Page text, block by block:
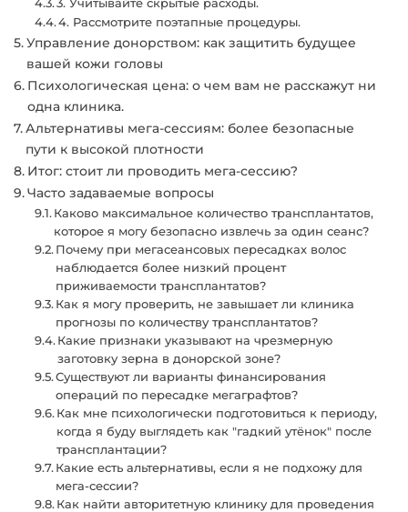
4. Рассмотрите поэтапные процедуры.
Управление донорством: как защитить будущее
вашей кожи головы
Психологическая цена: о чем вам не расскажут ни
одна клиника.
Альтернативы мега-сессиям: более безопасные
пути к высокой плотности
Итог: стоит ли проводить мега-сессию?
Часто задаваемые вопросы
Каково максимальное количество трансплантатов,
которое я могу безопасно извлечь за один сеанс?
Почему при мегасеансовых пересадках волос
наблюдается более низкий процент
приживаемости трансплантатов?
Как я могу проверить, не завышает ли клиника
прогнозы по количеству трансплантатов?
Какие признаки указывают на чрезмерную
заготовку зерна в донорской зоне?
Существуют ли варианты финансирования
операций по пересадке мегаграфтов?
Как мне психологически подготовиться к периоду,
когда я буду выглядеть как "гадкий утёнок" после
трансплантации?
Какие есть альтернативы, если я не подхожу для
мега-сессии?
Как найти авторитетную клинику для проведения